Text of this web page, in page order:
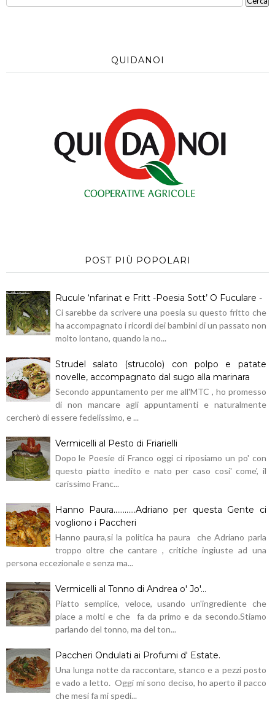
QUIDANOI
POST PIÙ POPOLARI
Rucule ‘nfarinat e Fritt -Poesia Sott’ O Fuculare -
Ci sarebbe da scrivere una poesia su questo fritto che
ha accompagnato i ricordi dei bambini di un passato non
molto lontano, quando la no...
Strudel salato (strucolo) con polpo e patate
novelle, accompagnato dal sugo alla marinara
Secondo appuntamento per me all'MTC , ho promesso
di non mancare agli appuntamenti e naturalmente
cercherò di essere fedelissimo, e ...
Vermicelli al Pesto di Friarielli
Dopo le Poesie di Franco oggi ci riposiamo un po' con
questo piatto inedito e nato per caso cosi' come', il
carissimo Franc...
Hanno Paura............Adriano per questa Gente ci
vogliono i Paccheri
Hanno paura,si la politica ha paura che Adriano parla
troppo oltre che cantare , critiche ingiuste ad una
persona eccezionale e senza ma...
Vermicelli al Tonno di Andrea o' Jo'...
Piatto semplice, veloce, usando un'ingrediente che
piace a molti e che fa da primo e da secondo.Stiamo
parlando del tonno, ma del ton...
Paccheri Ondulati ai Profumi d' Estate.
Una lunga notte da raccontare, stanco e a pezzi posto
e vado a letto. Oggi mi sono deciso, ho aperto il pacco
che mesi fa mi spedi...